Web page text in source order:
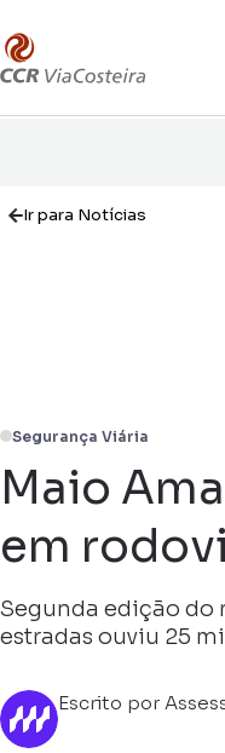
Ir para Notícias
Segurança Viária
Maio
em
Segunda edição do
estradas ouviu 25
Escrito por